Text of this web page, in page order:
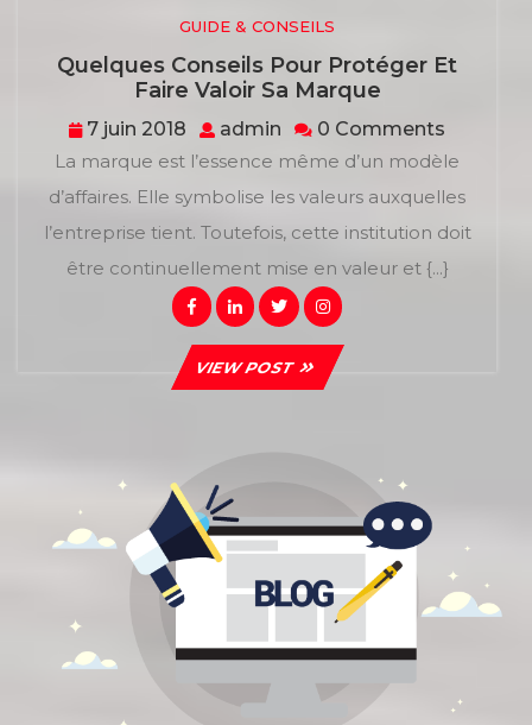
GUIDE & CONSEILS
Quelques Conseils Pour Protéger Et
Faire Valoir Sa MarqueQuelques
Pour
Protéger
Et
Faire
Valoir
Sa
7 juin 2018
7
juin
2018
admin admin
0 Comments
La marque est l’essence même d’un modèle
d’affaires. Elle symbolise les valeurs auxquelles
l’entreprise tient. Toutefois, cette institution doit
être continuellement mise en valeur et {...}
Facebook
Linkedin
TwitterInstagram
VIEW POST
VIEW
POST